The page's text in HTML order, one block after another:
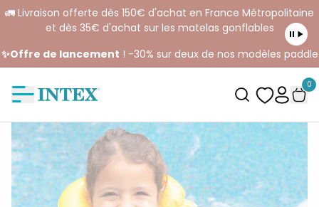
🚛 Livraison offerte dès 150€ d'achat en France Métropolitaine
et dès 35€ d'achat sur les matelas gonflables
✨Offre de lancement ! -30% sur deux de nos modèles paddle
0